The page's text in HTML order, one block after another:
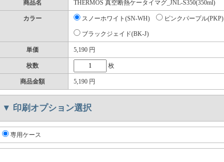
商品名 THERMOS 真空断熱ケータイマグ_JNL-S350(350ml)
カラー スノーホワイト(SN-WH) ピンクパープル(PKP)
ブラックジェイド(BK-J)
単価 5,190円
枚数 枚
商品金額 5,190円
▼ 印刷オプション選択
専用ケース